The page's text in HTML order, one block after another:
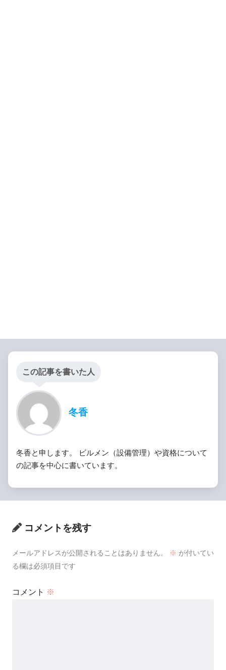
この記事を書いた人
冬香
冬香と申します。 ビルメン（設備管理）や資格について
の記事を中心に書いています。
コメントを残す
メールアドレスが公開されることはありません。 ※ が付いてい
る欄は必須項目です
コメント ※